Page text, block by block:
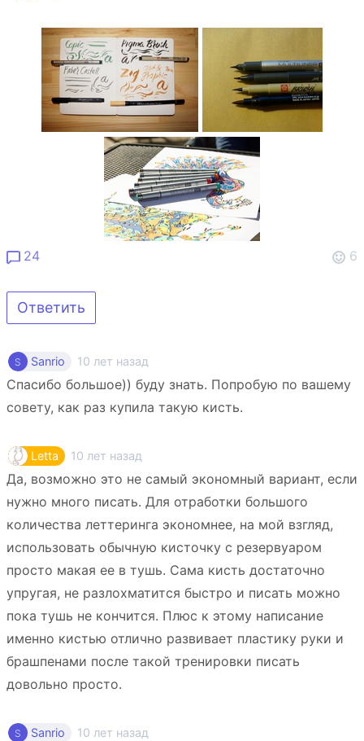
24 6
Ответить
Sanrio 10 лет назад
Спасибо большое)) буду знать. Попробую по вашему
совету, как раз купила такую кисть.
Letta 10 лет назад
Да, возможно это не самый экономный вариант, если
нужно много писать. Для отработки большого
количества леттеринга экономнее, на мой взгляд,
использовать обычную кисточку с резервуаром
просто макая ее в тушь. Сама кисть достаточно
упругая, не разлохматится быстро и писать можно
пока тушь не кончится. Плюс к этому написание
именно кистью отлично развивает пластику руки и
брашпенами после такой тренировки писать
довольно просто.
Sanrio 10 лет назад